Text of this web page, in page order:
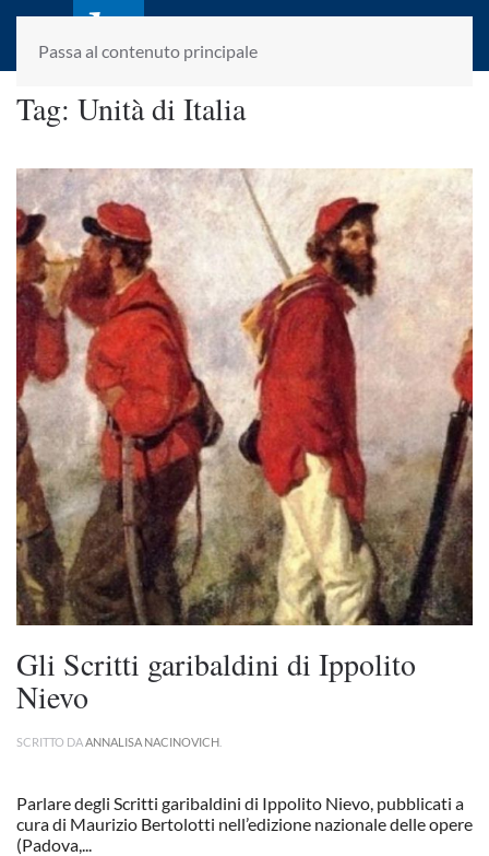
Passa al contenuto principale
laletteraturaenoi.it
fondato da Romano Luperini
Tag: Unità di Italia
Gli Scritti garibaldini di Ippolito
Nievo
SCRITTO DAANNALISA NACINOVICH
Parlare degli Scritti garibaldini di Ippolito Nievo, pubblicati a
cura di Maurizio Bertolotti nell’edizione nazionale delle opere
(Padova,...